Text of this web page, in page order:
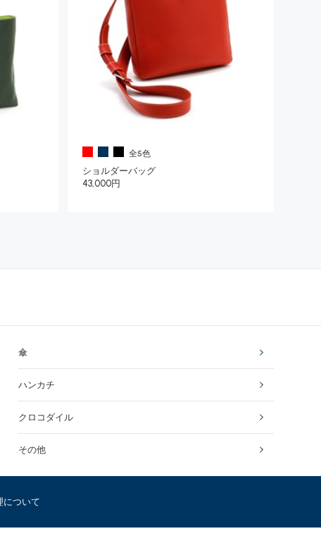
全5色
ショルダーバッグ
43,000円
傘
ハンカチ
クロコダイル
その他
について